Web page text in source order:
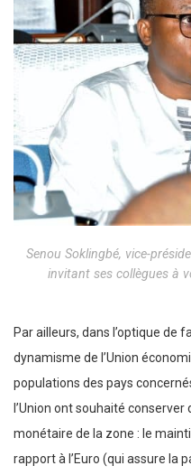
Senou Soklingbé, vice-
invitant ses collègues à
Par ailleurs, dans l’optique de
dynamisme de l’Union
populations des pays
l’Union ont souhaité
monétaire de la zone : le
rapport à l’Euro (qui assure la